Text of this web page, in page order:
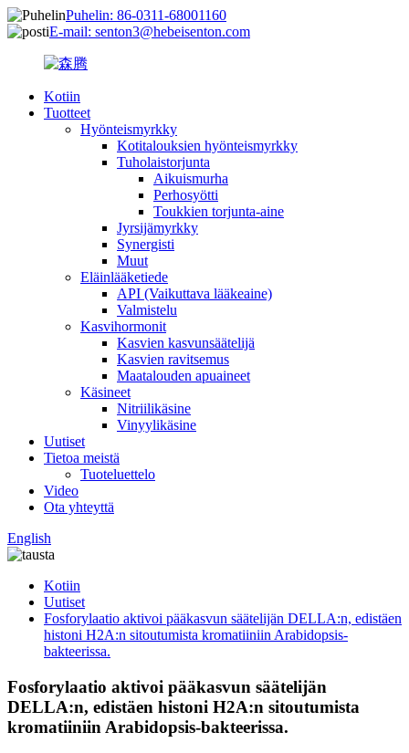
Puhelin: 86-0311-68001160
E-mail: senton3@hebeisenton.com
Kotiin
Tuotteet
Hyönteismyrkky
Kotitalouksien hyönteismyrkky
Tuholaistorjunta
Aikuismurha
Perhosyötti
Toukkien torjunta-aine
Jyrsijämyrkky
Synergisti
Muut
Eläinlääketiede
API (Vaikuttava lääkeaine)
Valmistelu
Kasvihormonit
Kasvien kasvunsäätelijä
Kasvien ravitsemus
Maatalouden apuaineet
Käsineet
Nitriilikäsine
Vinyylikäsine
Uutiset
Tietoa meistä
Tuoteluettelo
Video
Ota yhteyttä
English
Kotiin
Uutiset
Fosforylaatio aktivoi pääkasvun säätelijän DELLA:n, edistäen
histoni H2A:n sitoutumista kromatiiniin Arabidopsis-
bakteerissa.
Fosforylaatio aktivoi pääkasvun säätelijän
DELLA:n, edistäen histoni H2A:n sitoutumista
kromatiiniin Arabidopsis-bakteerissa.